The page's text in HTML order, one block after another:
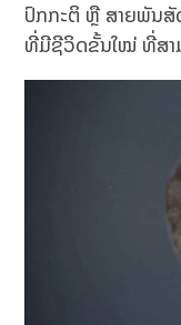
ປົກກະຕິ ຫຼື ສາຍພັນສັ
ທີ່ມີຊີວິດຂັ້ນໃໝ່ ທີ່ສາ